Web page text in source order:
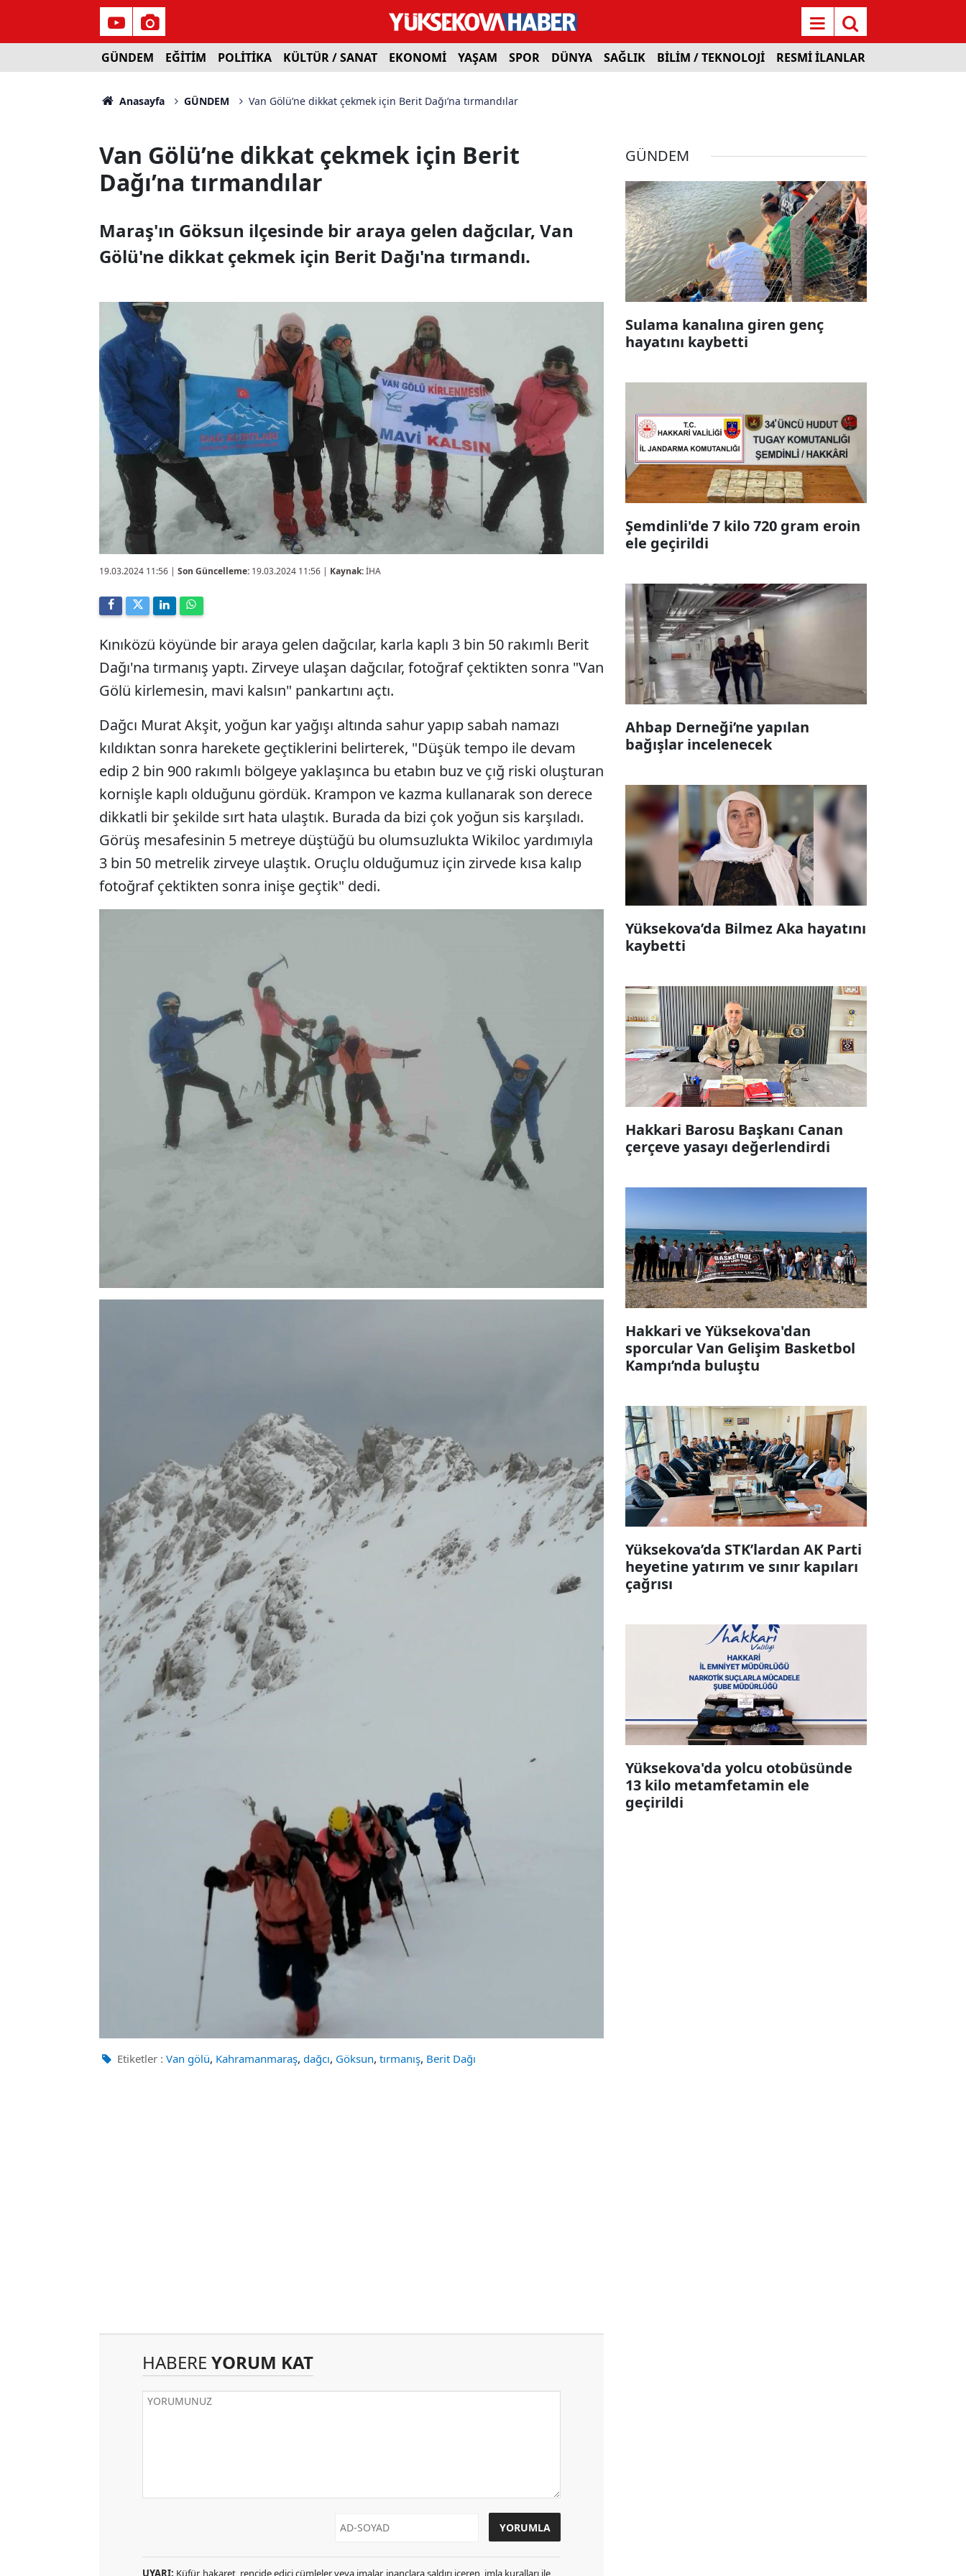
GÜNDEM EĞİTİM POLİTİKA KÜLTÜR / SANAT EKONOMİ YAŞAM SPOR DÜNYA SAĞLIK BİLİM / TEKNOLOJİ RESMİ İLANLAR
Anasayfa GÜNDEM Van Gölü’ne dikkat çekmek için Berit Dağı’na tırmandılar
Van Gölü’ne dikkat çekmek için Berit
Dağı’na tırmandılar
Maraş'ın Göksun ilçesinde bir araya gelen dağcılar, Van
Gölü'ne dikkat çekmek için Berit Dağı'na tırmandı.
19.03.2024 11:56 | Son Güncelleme: 19.03.2024 11:56 | Kaynak:İHA
Kınıközü köyünde bir araya gelen dağcılar, karla kaplı 3 bin 50 rakımlı Berit
Dağı'na tırmanış yaptı. Zirveye ulaşan dağcılar, fotoğraf çektikten sonra "Van
Gölü kirlemesin, mavi kalsın" pankartını açtı.
Dağcı Murat Akşit, yoğun kar yağışı altında sahur yapıp sabah namazı
kıldıktan sonra harekete geçtiklerini belirterek, "Düşük tempo ile devam
edip 2 bin 900 rakımlı bölgeye yaklaşınca bu etabın buz ve çığ riski oluşturan
kornişle kaplı olduğunu gördük. Krampon ve kazma kullanarak son derece
dikkatli bir şekilde sırt hata ulaştık. Burada da bizi çok yoğun sis karşıladı.
Görüş mesafesinin 5 metreye düştüğü bu olumsuzlukta Wikiloc yardımıyla
3 bin 50 metrelik zirveye ulaştık. Oruçlu olduğumuz için zirvede kısa kalıp
fotoğraf çektikten sonra inişe geçtik" dedi.
Etiketler : Van gölü, Kahramanmaraş, dağcı, Göksun, tırmanış, Berit Dağı
HABERE YORUM KAT
UYARI: Küfür, hakaret, rencide edici cümleler veya imalar, inançlara saldırı içeren, imla kuralları ile
GÜNDEM
Sulama kanalına giren genç
hayatını kaybetti
Şemdinli'de 7 kilo 720 gram eroin
ele geçirildi
Ahbap Derneği’ne yapılan
bağışlar incelenecek
Yüksekova’da Bilmez Aka hayatını
kaybetti
Hakkari Barosu Başkanı Canan
çerçeve yasayı değerlendirdi
Hakkari ve Yüksekova'dan
sporcular Van Gelişim Basketbol
Kampı’nda buluştu
Yüksekova’da STK’lardan AK Parti
heyetine yatırım ve sınır kapıları
çağrısı
Yüksekova'da yolcu otobüsünde
13 kilo metamfetamin ele
geçirildi